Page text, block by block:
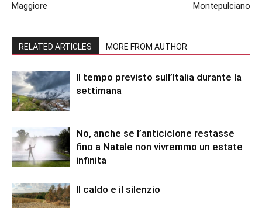
Maggiore
Montepulciano
RELATED ARTICLES MORE FROM AUTHOR
Il tempo previsto sull’Italia durante la
settimana
No, anche se l’anticiclone restasse
fino a Natale non vivremmo un estate
infinita
Il caldo e il silenzio